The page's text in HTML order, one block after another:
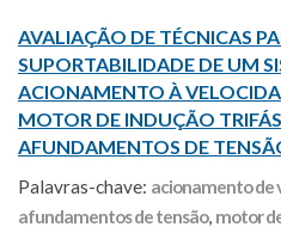
AVALIAÇÃO DE TÉCNICAS
SUPORTABILIDADE DE UM
ACIONAMENTO À
MOTOR DE INDUÇÃO
AFUNDAMENTOS DE
Palavras-chave: acionamento de
afundamentos de tensão, motor